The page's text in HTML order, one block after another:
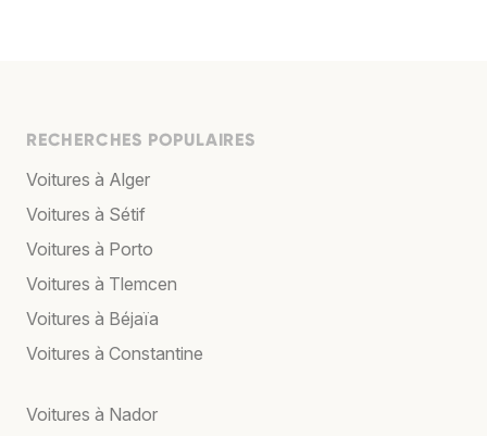
RECHERCHES POPULAIRES
Voitures à Alger
Voitures à Sétif
Voitures à Porto
Voitures à Tlemcen
Voitures à Béjaïa
Voitures à Constantine
Voitures à Nador